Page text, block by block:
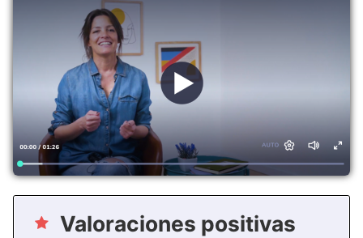
Valoraciones positivas